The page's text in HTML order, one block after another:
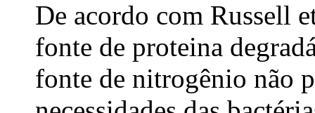
De acordo com Russell
fonte de proteina
fonte de nitrogênio não